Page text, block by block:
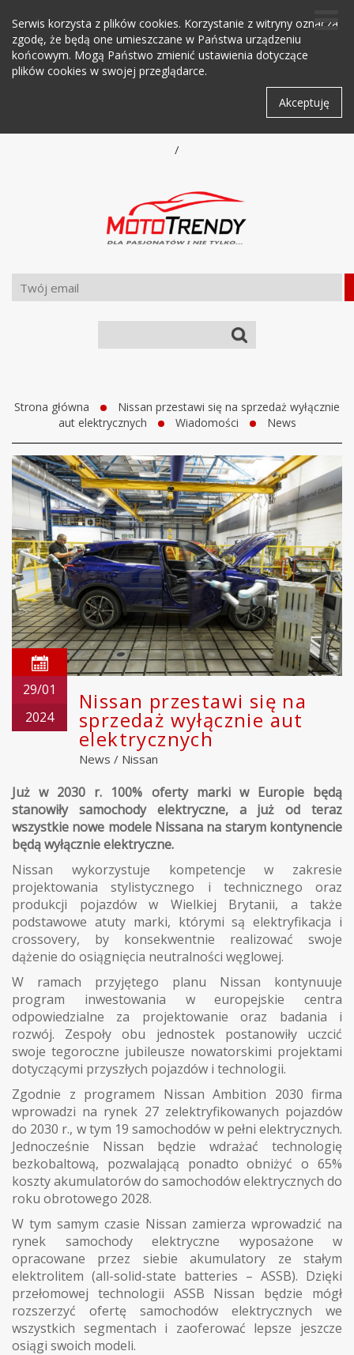
Serwis korzysta z plików cookies. Korzystanie z witryny oznacza
zgodę, że będą one umieszczane w Państwa urządzeniu
końcowym. Mogą Państwo zmienić ustawienia dotyczące
plików cookies w swojej przeglądarce.
Akceptuję
/
Strona główna
Nissan przestawi się na sprzedaż wyłącznie
aut elektrycznych
Wiadomości News
29/01
2024
Nissan przestawi się na
sprzedaż wyłącznie aut
elektrycznych
News / Nissan
Już w 2030 r. 100% oferty marki w Europie będą
stanowiły samochody elektryczne, a już od teraz
wszystkie nowe modele Nissana na starym kontynencie
będą wyłącznie elektryczne.
Nissan wykorzystuje kompetencje w zakresie
projektowania stylistycznego i technicznego oraz
produkcji pojazdów w Wielkiej Brytanii, a także
podstawowe atuty marki, którymi są elektryfikacja i
crossovery, by konsekwentnie realizować swoje
dążenie do osiągnięcia neutralności węglowej.
W ramach przyjętego planu Nissan kontynuuje
program inwestowania w europejskie centra
odpowiedzialne za projektowanie oraz badania i
rozwój. Zespoły obu jednostek postanowiły uczcić
swoje tegoroczne jubileusze nowatorskimi projektami
dotyczącymi przyszłych pojazdów i technologii.
Zgodnie z programem Nissan Ambition 2030 firma
wprowadzi na rynek 27 zelektryfikowanych pojazdów
do 2030 r., w tym 19 samochodów w pełni elektrycznych.
Jednocześnie Nissan będzie wdrażać technologię
bezkobaltową, pozwalającą ponadto obniżyć o 65%
koszty akumulatorów do samochodów elektrycznych do
roku obrotowego 2028.
W tym samym czasie Nissan zamierza wprowadzić na
rynek samochody elektryczne wyposażone w
opracowane przez siebie akumulatory ze stałym
elektrolitem (all-solid-state batteries – ASSB). Dzięki
przełomowej technologii ASSB Nissan będzie mógł
rozszerzyć ofertę samochodów elektrycznych we
wszystkich segmentach i zaoferować lepsze jeszcze
osiągi swoich modeli.